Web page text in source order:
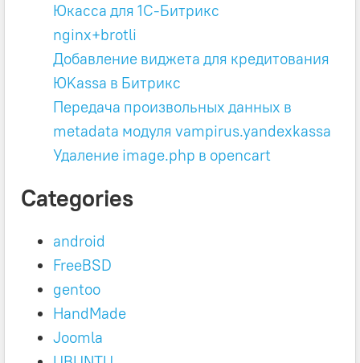
Юкасса для 1C-Битрикс
nginx+brotli
Добавление виджета для кредитования
ЮKassa в Битрикс
Передача произвольных данных в
metadata модуля vampirus.yandexkassa
Удаление image.php в opencart
Categories
android
FreeBSD
gentoo
HandMade
Joomla